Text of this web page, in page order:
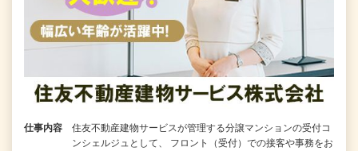
仕事内容
住友不動産建物サービスが管理する分譲マンションの受付コ
ンシェルジュとして、 フロント（受付）での接客や事務をお